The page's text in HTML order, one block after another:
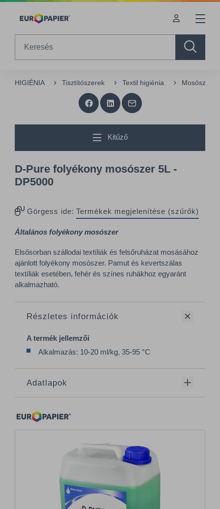
Table Of Content
HIGIÉNIA Tisztítószerek Textil higiénia Mosószerek
Kitűző
D-Pure folyékony mosószer 5L -
DP5000
Görgess ide: Termékek megjelenítése (szűrők)
Általános folyékony mosószer
Elsősorban szállodai textíliák és felsőruházat mosásához
ajánlott folyékony mosószer. Pamut és kevertszálas
textíliák esetében, fehér és színes ruhákhoz egyaránt
alkalmazható.
Részletes információk
A termék jellemzői
Alkalmazás: 10-20 ml/kg, 35-95 °C
Adatlapok